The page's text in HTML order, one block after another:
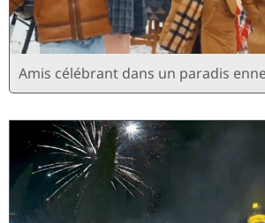
Amis célébrant dans un paradis